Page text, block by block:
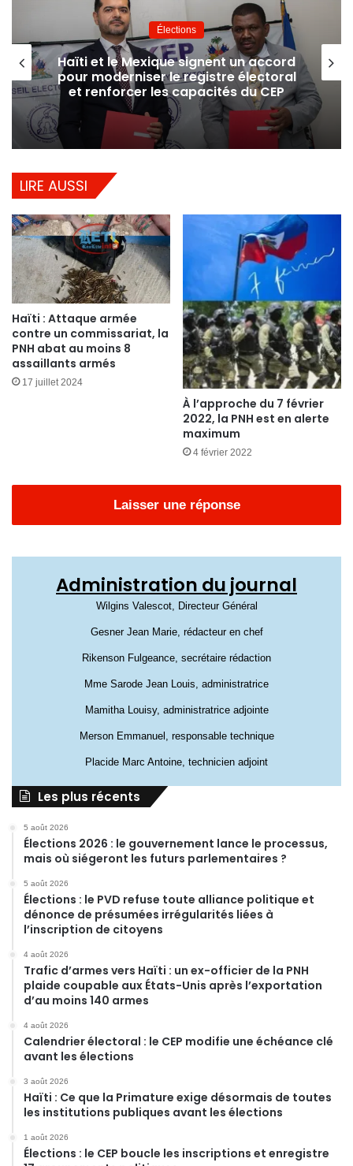
Élections
Haïti et le Mexique signent un accord
pour moderniser le registre électoral
et renforcer les capacités du CEP
LIRE AUSSI
Haïti : Attaque armée
contre un commissariat, la
PNH abat au moins 8
assaillants armés
17 juillet 2024
À l’approche du 7 février
2022, la PNH est en alerte
maximum
4 février 2022
Laisser une réponse
Administration du journal
Wilgins Valescot, Directeur Général
Gesner Jean Marie, rédacteur en chef
Rikenson Fulgeance, secrétaire rédaction
Mme Sarode Jean Louis, administratrice
Mamitha Louisy, administratrice adjointe
Merson Emmanuel, responsable technique
Placide Marc Antoine, technicien adjoint
Les plus récents
5 août 2026
Élections 2026 : le gouvernement lance le processus,
mais où siégeront les futurs parlementaires ?
5 août 2026
Élections : le PVD refuse toute alliance politique et
dénonce de présumées irrégularités liées à
l’inscription de citoyens
4 août 2026
Trafic d’armes vers Haïti : un ex-officier de la PNH
plaide coupable aux États-Unis après l’exportation
d’au moins 140 armes
4 août 2026
Calendrier électoral : le CEP modifie une échéance clé
avant les élections
3 août 2026
Haïti : Ce que la Primature exige désormais de toutes
les institutions publiques avant les élections
1 août 2026
Élections : le CEP boucle les inscriptions et enregistre